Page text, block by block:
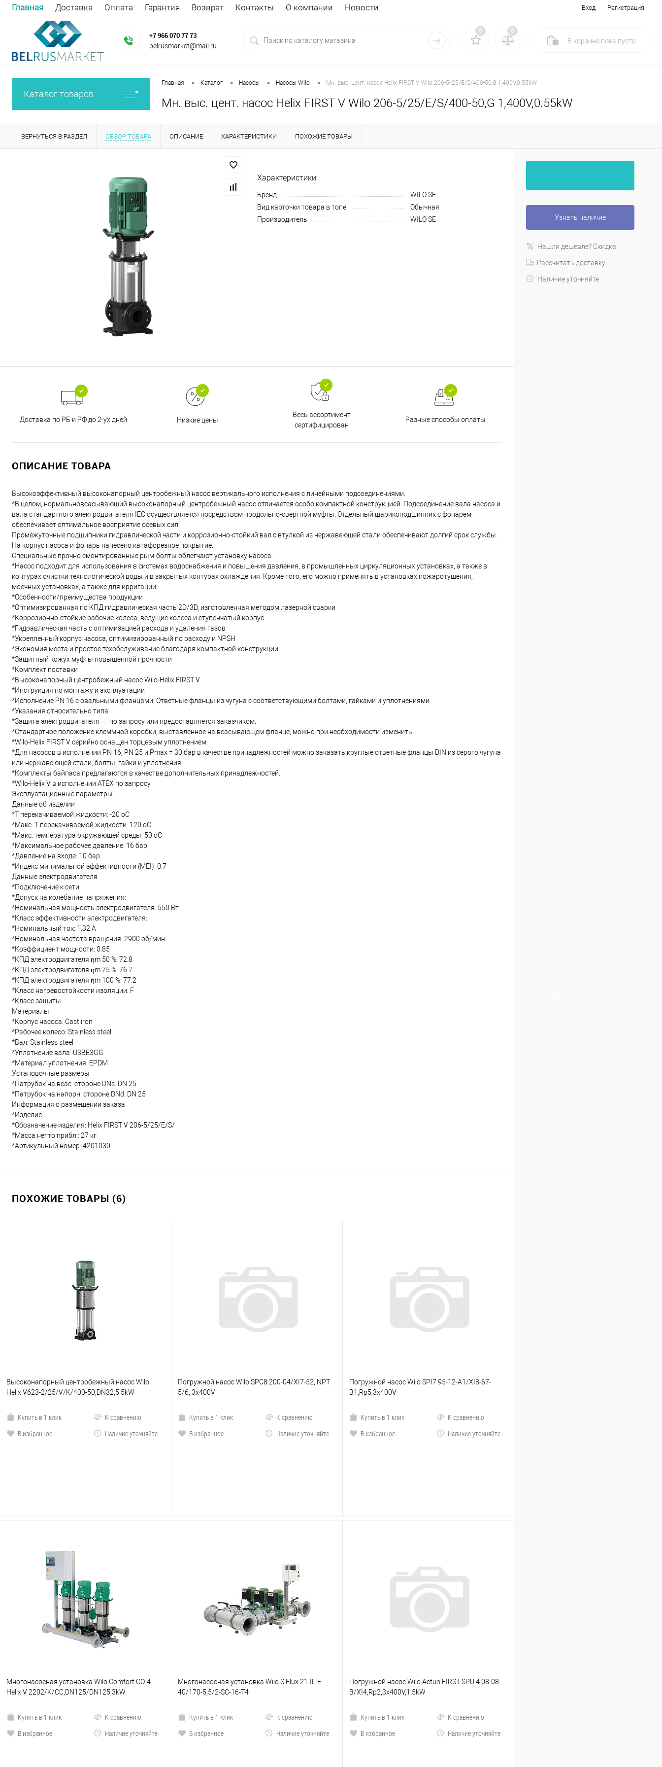
Главная Доставка Оплата Гарантия Возврат Контакты О компании Новости Вход Регистрация
+7 966 070 77 73
belrusmarket@mail.ru
0 0
В корзине пока пусто
Каталог товаров
Главная • Каталог • Насосы • Насосы Wilo • Мн. выс. цент. насос Helix FIRST V Wilo 206-5/25/E/S/400-50,G 1,400V,0.55kW
Мн. выс. цент. насос Helix FIRST V Wilo 206-5/25/E/S/400-50,G 1,400V,0.55kW
ВЕРНУТЬСЯ В РАЗДЕЛ ОБЗОР ТОВАРА ОПИСАНИЕ ХАРАКТЕРИСТИКИ ПОХОЖИЕ ТОВАРЫ
Характеристики:
Бренд
WILO SE
Вид карточки товара в топе
Обычная
Производитель
WILO SE
Доставка по РБ и РФ до 2-ух дней Низкие цены
Весь ассортимент
сертифицирован
Разные способы оплаты
ОПИСАНИЕ ТОВАРА
Высокоэффективный высоконапорный центробежный насос вертикального исполнения с линейными подсоединениями.
*В целом, нормальновсасывающий высоконапорный центробежный насос отличается особо компактной конструкцией. Подсоединение вала насоса и
вала стандартного электродвигателя IEC осуществляется посредством продольно-свертной муфты. Отдельный шарикоподшипник с фонарем
обеспечивает оптимальное восприятие осевых сил.
Промежуточные подшипники гидравлической части и коррозионно-стойкий вал с втулкой из нержавеющей стали обеспечивают долгий срок службы.
На корпус насоса и фонарь нанесено катафорезное покрытие.
Специальные прочно смонтированные рым-болты облегчают установку насоса.
*Насос подходит для использования в системах водоснабжения и повышения давления, в промышленных циркуляционных установках, а также в
контурах очистки технологической воды и в закрытых контурах охлаждения. Кроме того, его можно применять в установках пожаротушения,
моечных установках, а также для ирригации.
*Особенности/преимущества продукции
*Оптимизированная по КПД гидравлическая часть 2D/3D, изготовленная методом лазерной сварки
*Коррозионно-стойкие рабочие колеса, ведущие колеса и ступенчатый корпус
*Гидравлическая часть с оптимизацией расхода и удаления газов
*Укрепленный корпус насоса, оптимизированный по расходу и NPSH
*Экономия места и простое техобслуживание благодаря компактной конструкции
*Защитный кожух муфты повышенной прочности
*Комплект поставки
*Высоконапорный центробежный насос Wilo-Helix FIRST V
*Инструкция по монтажу и эксплуатации
*Исполнение PN 16 с овальными фланцами: Ответные фланцы из чугуна с соответствующими болтами, гайками и уплотнениями
*Указания относительно типа
*Защита электродвигателя — по запросу или предоставляется заказчиком.
*Стандартное положение клеммной коробки, выставленное на всасывающем фланце, можно при необходимости изменить.
*Wilo-Helix FIRST V серийно оснащен торцевым уплотнением.
*Для насосов в исполнении PN 16, PN 25 и Pmax = 30 бар в качестве принадлежностей можно заказать круглые ответные фланцы DIN из серого чугуна
или нержавеющей стали, болты, гайки и уплотнения.
*Комплекты байпаса предлагаются в качестве дополнительных принадлежностей.
*Wilo-Helix V в исполнении ATEX по запросу.
Эксплуатационные параметры
Данные об изделии
*Т перекачиваемой жидкости: -20 oC
*Макс. T перекачиваемой жидкости: 120 oC
*Макс. температура окружающей среды: 50 oC
*Максимальное рабочее давление: 16 бар
*Давление на входе: 10 бар
*Индекс минимальной эффективности (MEI): 0.7
Данные электродвигателя
*Подключение к сети:
*Допуск на колебание напряжения:
*Номинальная мощность электродвигателя: 550 Вт
*Класс эффективности электродвигателя:
*Номинальный ток: 1.32 А
*Номинальная частота вращения: 2900 об/мин
*Коэффициент мощности: 0.85
*КПД электродвигателя ηm 50 %: 72.8
*КПД электродвигателя ηm 75 %: 76.7
*КПД электродвигателя ηm 100 %: 77.2
*Класс нагревостойкости изоляции: F
*Класс защиты:
Материалы
*Корпус насоса: Cast iron
*Рабочее колесо: Stainless steel
*Вал: Stainless steel
*Уплотнение вала: U3BE3GG
*Материал уплотнения: EPDM
Установочные размеры
*Патрубок на всас. стороне DNs: DN 25
*Патрубок на напорн. стороне DNd: DN 25
Информация о размещении заказа
*Изделие:
*Обозначение изделия: Helix FIRST V 206-5/25/E/S/
*Масса нетто прибл.: 27 кг
*Артикульный номер: 4201030
ПОХОЖИЕ ТОВАРЫ (6)
Высоконапорный центробежный насос Wilo
Helix V623-2/25/V/K/400-50,DN32,5.5kW
Купить в 1 клик
К сравнению
В избранное
Наличие уточняйте
Погружной насос Wilo SPC8.200-04/XI7-52, NPT
5/6, 3x400V
Купить в 1 клик
К сравнению
В избранное
Наличие уточняйте
Погружной насос Wilo SPI7.95-12-A1/XI8-67-
B1,Rp5,3x400V
Купить в 1 клик
К сравнению
В избранное
Наличие уточняйте
Многонасосная установка Wilo Comfort CO-4
Helix V 2202/K/CC,DN125/DN125,3kW
Купить в 1 клик
К сравнению
В избранное
Наличие уточняйте
Многонасосная установка Wilo SiFlux 21-IL-E
40/170-5,5/2-SC-16-T4
Купить в 1 клик
К сравнению
В избранное
Наличие уточняйте
Погружной насос Wilo Actun FIRST SPU 4.08-08-
B/XI4,Rp2,3x400V,1.5kW
Купить в 1 клик
К сравнению
В избранное
Наличие уточняйте
Узнать наличие
Нашли дешевле? Скидка
Рассчитать доставку
Наличие уточняйте